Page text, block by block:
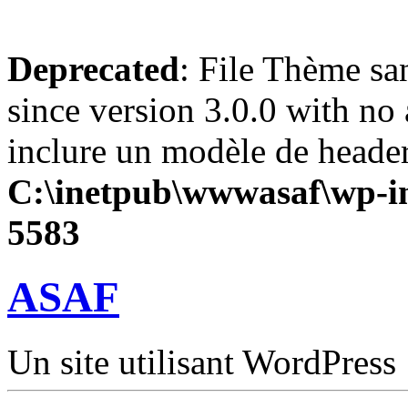
Deprecated: File Thème
since version 3.0.0 with
inclure un modèle de
C:\inetpub\wwwasaf\wp-
5583
ASAF
Un site utilisant WordPress